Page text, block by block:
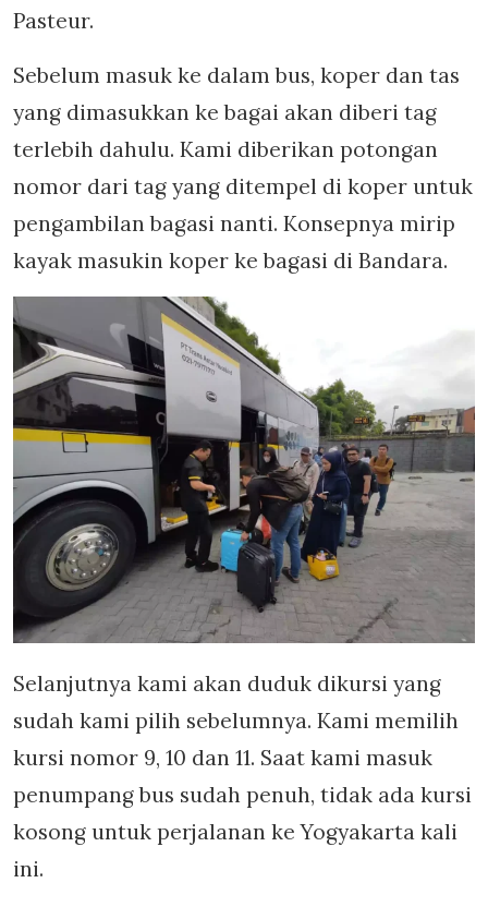
Pasteur.
Sebelum masuk ke dalam bus, koper dan tas
yang dimasukkan ke bagai akan diberi tag
terlebih dahulu. Kami diberikan potongan
nomor dari tag yang ditempel di koper untuk
pengambilan bagasi nanti. Konsepnya mirip
kayak masukin koper ke bagasi di Bandara.
Selanjutnya kami akan duduk dikursi yang
sudah kami pilih sebelumnya. Kami memilih
kursi nomor 9, 10 dan 11. Saat kami masuk
penumpang bus sudah penuh, tidak ada kursi
kosong untuk perjalanan ke Yogyakarta kali
ini.